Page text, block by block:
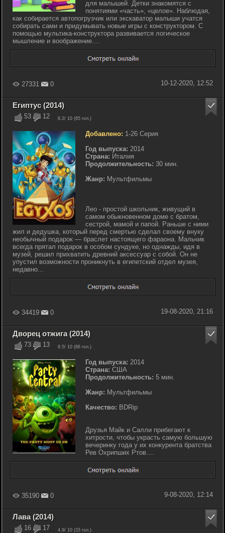
для малышей. Детки знакомятся с
понятиями «часть», «целое». Наблюдая,
как собирается автопогрузчик или экскаватор малыши учатся
собирать сами и придумывать новые игры с конструктором. С
помощью мультика-конструктора развивается логическое
мышление и воображение....
27331 0 10-12-2020, 12:52
53 12 8.2/ 10 (65 гол.)
Египтус (2014)
Добавлено: 1-26 Серия
Год выпуска: 2014
Страна: Италия
Продолжительность: 30 мин.
Жанр: Мультфильмы
Лео - простой школьник, живущий в
самом обыкновенном доме с братом,
сестрой, мамой и папой. Раньше с ними
жил и дедушка, который перед смертью сделал своему внуку
необычный подарок — браслет настоящего фараона. Мальчик
всегда прятал подарок в особом сундуке, но однажды, идя в
музей, решил прихватить древний аксессуар с собой. Он не
упустил возможности проникнуть в египетский отдел музея,
недавно...
34419 0 19-08-2020, 21:16
73 13 8.5/ 10 (86 гол.)
Дворец отжига (2014)
Год выпуска: 2014
Страна: США
Продолжительность: 5 мин.
Жанр: Мультфильмы
Качество: BDRip
Друзья Майк и Салли прибегают к
хитрости, чтобы украсть самую большую
вечеринку года у их конкурента братства
Рев Охрипших Ртов....
35190 0 9-08-2020, 12:14
16 17 4.9/ 10 (33 гол.)
Лава (2014)